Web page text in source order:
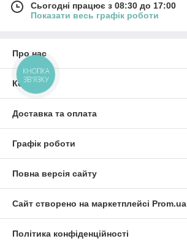
Сьогодні працює з 08:30 до 17:00
Показати весь графік роботи
Про нас
Контакти
Доставка та оплата
Графік роботи
Повна версія сайту
Сайт створено на маркетплейсі Prom.ua
Політика конфіденційності
КНОПКА
ЗВ'ЯЗКУ